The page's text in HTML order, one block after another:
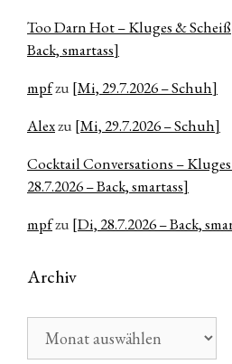
Too Darn Hot – Kluges & Scheiß
Back, smartass]
mpfzu [Mi, 29.7.2026 – Schuh]
Alexzu [Mi, 29.7.2026 – Schuh]
Cocktail Conversations –
28.7.2026 – Back, smartass]
mpfzu [Di, 28.7.2026 – Back,
Archiv